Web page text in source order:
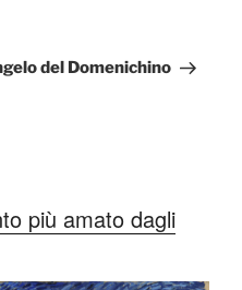
del Domenichino
più amato dagli